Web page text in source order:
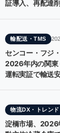
証導入、再配達
輸配送・TMS
センコー・フジ
2026年内の関東
運転実証で輸送
物流DX・トレンド
淀橋市場、2026